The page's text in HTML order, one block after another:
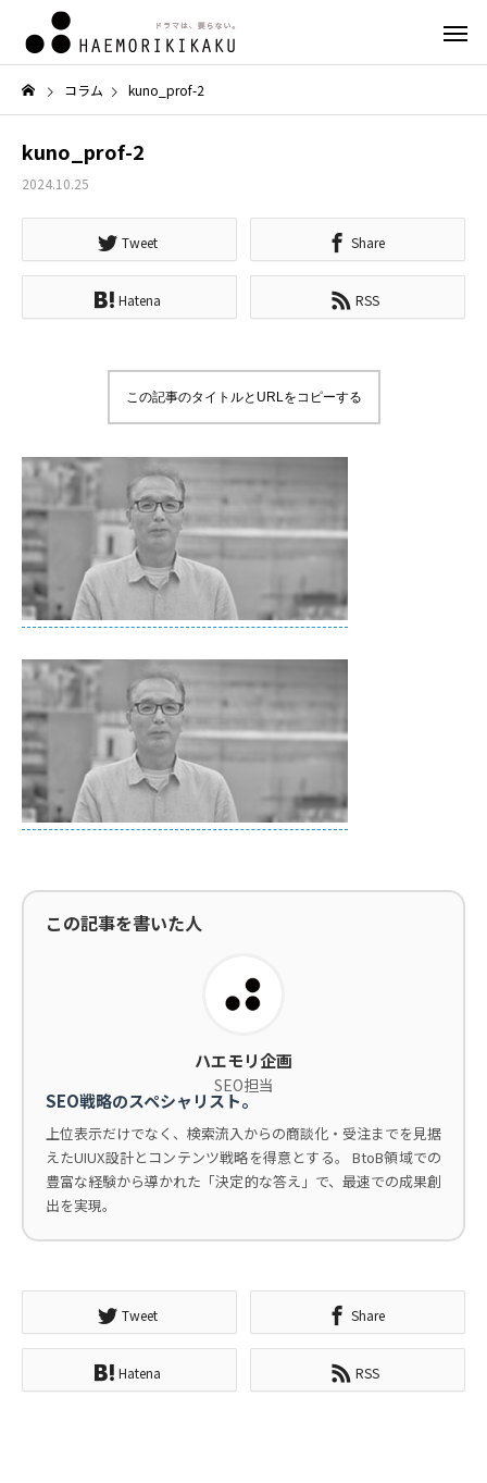
コラム kuno_prof-2
kuno_prof-2
2024.10.25
Tweet Share
Hatena RSS
この記事のタイトルとURLをコピーする
この記事を書いた人
ハエモリ企画
SEO担当
SEO戦略のスペシャリスト。
上位表示だけでなく、検索流入からの商談化・受注までを見据
えたUIUX設計とコンテンツ戦略を得意とする。 BtoB領域での
豊富な経験から導かれた「決定的な答え」で、最速での成果創
出を実現。
Tweet Share
Hatena RSS